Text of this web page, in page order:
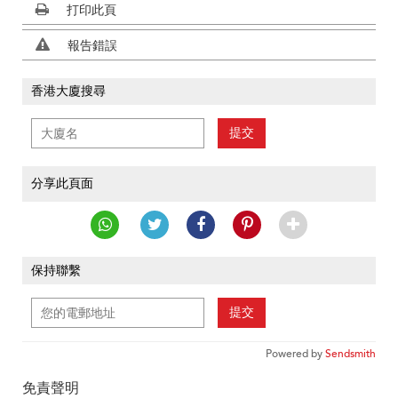
打印此頁
報告錯誤
香港大廈搜尋
提交
分享此頁面
保持聯繫
提交
Powered bySendsmith
免責聲明